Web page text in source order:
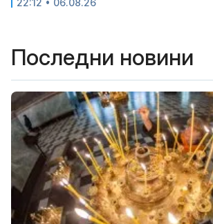
22:12 • 06.08.26
Последни новини